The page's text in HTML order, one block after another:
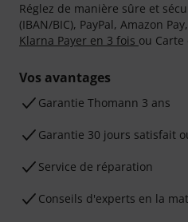
Réglez de manière sûre et
(IBAN/BIC), PayPal, Amazon Pay,
Klarna Payer en 3 fois ou
Vos avantages
Ga­ran­tie Thomann 3 ans
Garantie 30 jours satisfait
Service de réparation
Conseils d'experts en la